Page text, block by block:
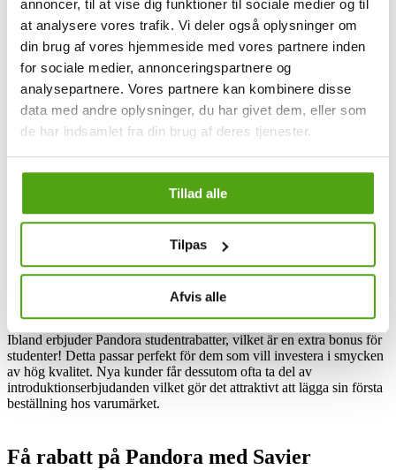
annoncer, til at vise dig funktioner til sociale medier og til
at analysere vores trafik. Vi deler også oplysninger om
din brug af vores hjemmeside med vores partnere inden
for sociale medier, annonceringspartnere og
analysepartnere. Vores partnere kan kombinere disse
data med andre oplysninger, du har givet dem, eller som
de har indsamlet fra din brug af deres tjenester.
Tillad alle
Tilpas
Afvis alle
Du kan ofta hitta exklusiva erbjudanden och rabatter på Pandoras
webbplats samt i deras nyhetsbrev. Genom att anmäla dig till deras
nyhetsbrev får du tillgång till specialkampanjer, information om
kommande kollektioner samt inspiration till nya sätt att bära dina
Pandora-smycken.
Dessutom kan kunder hos Pandora Club ta del av ett
kollektioner så att du kan uppdatera din smyckessamling med
fräscha nyheter.
Pandora firar även stora försäljningsevenemang, såsom Black Friday
stamkunder samt nya kunder. Vidare anordnar varumärket ofta
säsongsförsäljningar eller specialerbjudanden på utvalda linjer eller
Ibland erbjuder Pandora studentrabatter, vilket är en extra bonus för
studenter! Detta passar perfekt för dem som vill investera i smycken
av hög kvalitet. Nya kunder får dessutom ofta ta del av
introduktionserbjudanden vilket gör det attraktivt att lägga sin första
beställning hos varumärket.
Få rabatt på Pandora med Savier